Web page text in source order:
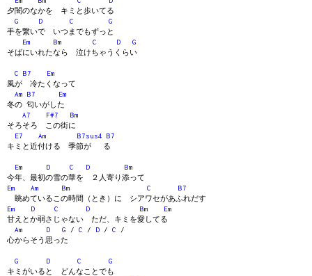
夕闇のなかを キミと歩いてる
G
D C
G
手を繋いで いつまでもずっと
Em
Bm C D
G
そばにいれたなら 泣けちゃうくらい
C B7
Em
風が 冷たくなって
Am
B7
Em
冬の 匂いがした
A7
F#7
Bm
そろそろ この街に
E7
Am B7sus4
B7
キミと近付ける 季節が る
Em D C D
Bm
今年、最初の雪の華を ２人寄り添って
Em
Am Bm C
B7
眺めているこの時間（とき）に シアワセがあふれだす
Em
D C D Bm
Em
甘えとか弱さじゃない ただ、キミを愛してる
Am
D G / C / D / C /
心からそう思った
G D C
G
キミがいると どんなことでも